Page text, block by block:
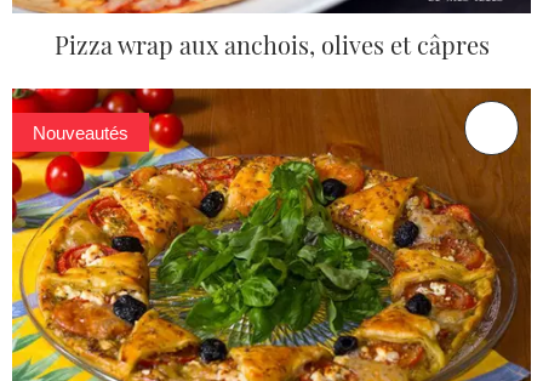
Pizza wrap aux anchois, olives et câpres
Nouveautés